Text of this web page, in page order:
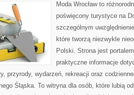
Moda Wrocław to
poświęcony turystyce na
szczególnym
które tworzą niezwykle
Polski. Strona jest
praktyczne informacje
przyrody, wydarzeń, rekreacji oraz
Śląska. To witryna dla osób, które lubią